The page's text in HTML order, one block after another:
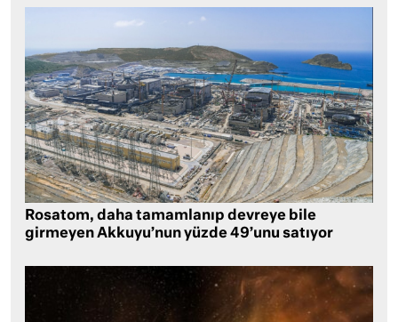
Rosatom, daha tamamlanıp devreye bile
girmeyen Akkuyu’nun yüzde 49’unu satıyor